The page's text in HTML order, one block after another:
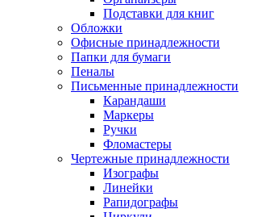
Подставки для книг
Обложки
Офисные принадлежности
Папки для бумаги
Пеналы
Письменные принадлежности
Карандаши
Маркеры
Ручки
Фломастеры
Чертежные принадлежности
Изографы
Линейки
Рапидографы